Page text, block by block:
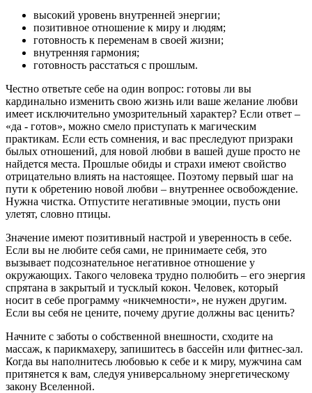
высокий уровень внутренней энергии;
позитивное отношение к миру и людям;
готовность к переменам в своей жизни;
внутренняя гармония;
готовность расстаться с прошлым.
Честно ответьте себе на один вопрос: готовы ли вы
кардинально изменить свою жизнь или ваше желание любви
имеет исключительно умозрительный характер? Если ответ –
«да - готов», можно смело приступать к магическим
практикам. Если есть сомнения, и вас преследуют призраки
былых отношений, для новой любви в вашей душе просто не
найдется места. Прошлые обиды и страхи имеют свойство
отрицательно влиять на настоящее. Поэтому первый шаг на
пути к обретению новой любви – внутреннее освобождение.
Нужна чистка. Отпустите негативные эмоции, пусть они
улетят, словно птицы.
Значение имеют позитивный настрой и уверенность в себе.
Если вы не любите себя сами, не принимаете себя, это
вызывает подсознательное негативное отношение у
окружающих. Такого человека трудно полюбить – его энергия
спрятана в закрытый и тусклый кокон. Человек, который
носит в себе программу «никчемности», не нужен другим.
Если вы себя не цените, почему другие должны вас ценить?
Начните с заботы о собственной внешности, сходите на
массаж, к парикмахеру, запишитесь в бассейн или фитнес-зал.
Когда вы наполнитесь любовью к себе и к миру, мужчина сам
притянется к вам, следуя универсальному энергетическому
закону Вселенной.